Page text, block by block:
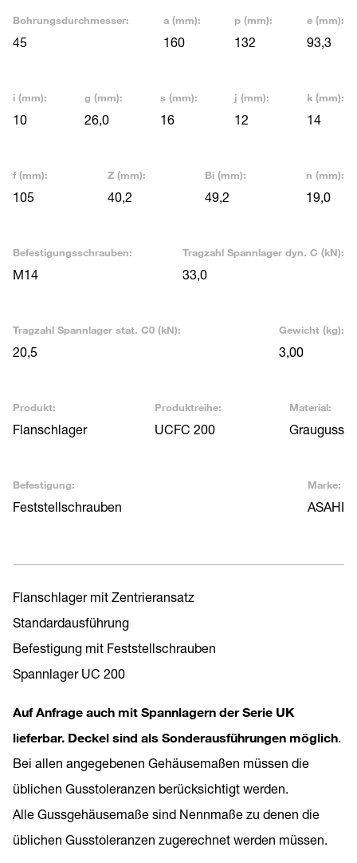
Bohrungsdurchmesser:
45
a (mm):
160
p (mm):
132
e (mm):
93,3
i (mm):
10
g (mm):
26,0
s (mm):
16
j (mm):
12
k (mm):
14
f (mm):
105
Z (mm):
40,2
Bi (mm):
49,2
n (mm):
19,0
Befestigungsschrauben:
M14
Tragzahl Spannlager dyn. C (kN):
33,0
Tragzahl Spannlager stat. C0 (kN):
20,5
Gewicht (kg):
3,00
Produkt:
Flanschlager
Produktreihe:
UCFC 200
Material:
Grauguss
Befestigung:
Feststellschrauben
Marke:
ASAHI
Flanschlager mit Zentrieransatz
Standardausführung
Befestigung mit Feststellschrauben
Spannlager UC 200
Auf Anfrage auch mit Spannlagern der Serie UK
lieferbar. Deckel sind als Sonderausführungen möglich.
Bei allen angegebenen Gehäusemaßen müssen die
üblichen Gusstoleranzen berücksichtigt werden.
Alle Gussgehäusemaße sind Nennmaße zu denen die
üblichen Gusstoleranzen zugerechnet werden müssen.